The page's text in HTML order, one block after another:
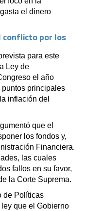
el dinero
conflicto por los
para este
Ley de
el año
puntos principales
inflación del
que el
los fondos y,
Financiera.
las cuales
fallos en su favor,
la Corte Suprema.
de Políticas
que el Gobierno